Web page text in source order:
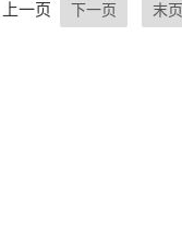
一页 下一页 末页